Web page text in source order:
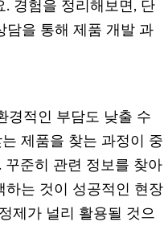
경험을 정리해보면, 단
담을 통해 제품 개발 과
경적인 부담도 낮출 수
제품을 찾는 과정이 중
준히 관련 정보를 찾아
하는 것이 성공적인 현장
제가 널리 활용될 것으